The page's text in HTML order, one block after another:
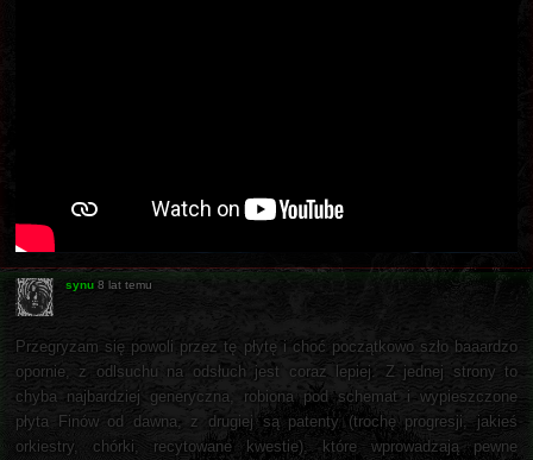
synu 8 lat temu
Przegryzam się powoli przez tę płytę i choć początkowo szło baaardzo
opornie, z odlsuchu na odsłuch jest coraz lepiej. Z jednej strony to
chyba najbardziej generyczna, robiona pod schemat i wypieszczone
płyta Finów od dawna, z drugiej są patenty (trochę progresji, jakieś
orkiestry, chórki, recytowane kwestie), które wprowadzają pewne